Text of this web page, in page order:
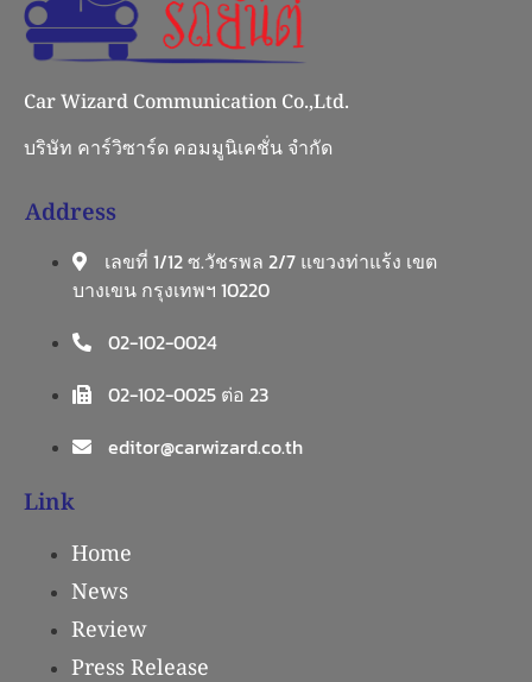
Car Wizard Communication Co.,Ltd.
บริษัท คาร์วิซาร์ด คอมมูนิเคชั่น จำกัด
Address
เลขที่ 1/12 ซ.วัชรพล 2/7 แขวงท่าแร้ง เขต
บางเขน กรุงเทพฯ 10220
02-102-0024
02-102-0025 ต่อ 23
editor@carwizard.co.th
Link
Home
News
Review
Press Release